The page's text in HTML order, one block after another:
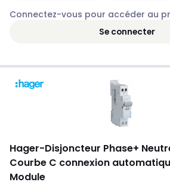
Connectez-vous pour accéder au
Se connecter
Hager-Disjoncteur Phase+
Courbe C connexion
Module